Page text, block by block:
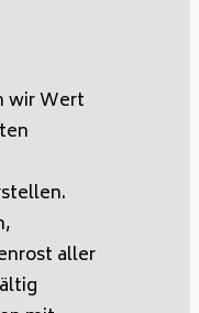
wir Wert
aller